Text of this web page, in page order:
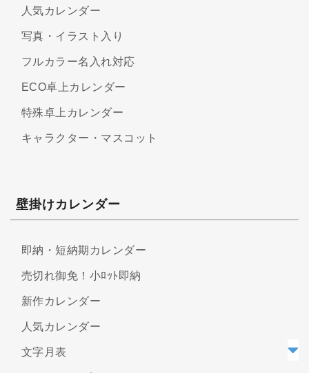
人気カレンダー
写真・イラスト入り
フルカラー名入れ対応
ECO卓上カレンダー
特殊卓上カレンダー
キャラクター・マスコット
壁掛けカレンダー
即納・短納期カレンダー
売切れ御免！小ﾛｯﾄ即納
新作カレンダー
人気カレンダー
文字月表